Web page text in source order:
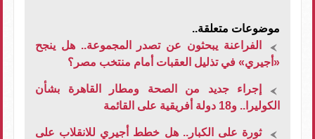
موضوعات متعلقة..
الفراعنة يبحثون عن تصدر المجموعة.. هل ينجح
«أجيري» في تذليل العقبات أمام منتخب مصر؟
إجراء جديد من الصحة ومطار القاهرة بشأن
الكوليرا.. و18 دولة أفريقية على القائمة
ثورة على الكبار.. هل خطط أجيري للانقلاب على